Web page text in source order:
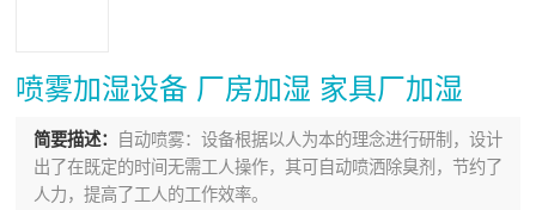
喷雾加湿设备 厂房加湿 家具厂加湿
简要描述：
自动喷雾：设备根据以人为本的理念进行研制，设计
出了在既定的时间无需工人操作，其可自动喷洒除臭剂，节约了
人力，提高了工人的工作效率。